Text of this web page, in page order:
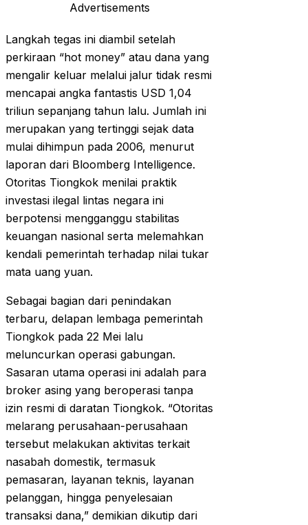
Advertisements
Langkah tegas ini diambil setelah
perkiraan “hot money” atau dana yang
mengalir keluar melalui jalur tidak resmi
mencapai angka fantastis USD 1,04
triliun sepanjang tahun lalu. Jumlah ini
merupakan yang tertinggi sejak data
mulai dihimpun pada 2006, menurut
laporan dari Bloomberg Intelligence.
Otoritas Tiongkok menilai praktik
investasi ilegal lintas negara ini
berpotensi mengganggu stabilitas
keuangan nasional serta melemahkan
kendali pemerintah terhadap nilai tukar
mata uang yuan.
Sebagai bagian dari penindakan
terbaru, delapan lembaga pemerintah
Tiongkok pada 22 Mei lalu
meluncurkan operasi gabungan.
Sasaran utama operasi ini adalah para
broker asing yang beroperasi tanpa
izin resmi di daratan Tiongkok. “Otoritas
melarang perusahaan-perusahaan
tersebut melakukan aktivitas terkait
nasabah domestik, termasuk
pemasaran, layanan teknis, layanan
pelanggan, hingga penyelesaian
transaksi dana,” demikian dikutip dari